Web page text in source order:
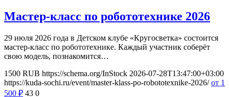
Мастер-класс по робототехнике 2026
29 июля 2026 года в Детском клубе «Кругосветка» состоится
мастер-класс по робототехнике. Каждый участник соберёт
свою модель, познакомится…
1500 RUB https://schema.org/InStock 2026-07-28T13:47:00+03:00
https://kuda-sochi.ru/event/master-klass-po-robototexnike-2026/ от 1
500 ₽ 43 0